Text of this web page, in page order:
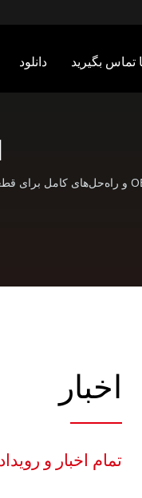
دانلود
اخبار
تمام اخبار و